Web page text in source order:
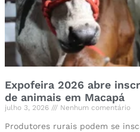
Expofeira 2026 abre
de animais em Macapá
julho 3, 2026 Nenhum comentário
Produtores rurais podem se